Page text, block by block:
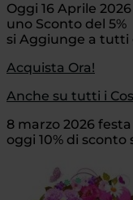
Oggi 16 Aprile 2026
uno Sconto del 5%
si Aggiunge a tutti
Acquista Ora!
Anche su tutti i
8 marzo 2026
oggi 10% di